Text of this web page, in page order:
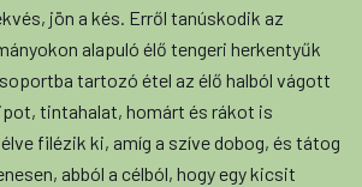
jön a kés. Erről tanúskodik az
alapuló élő tengeri herkentyűk
tartozó étel az élő halból vágott
tintahalat, homárt és rákot is
filézik ki, amíg a szíve dobog, és tátog
abból a célból, hogy egy kicsit